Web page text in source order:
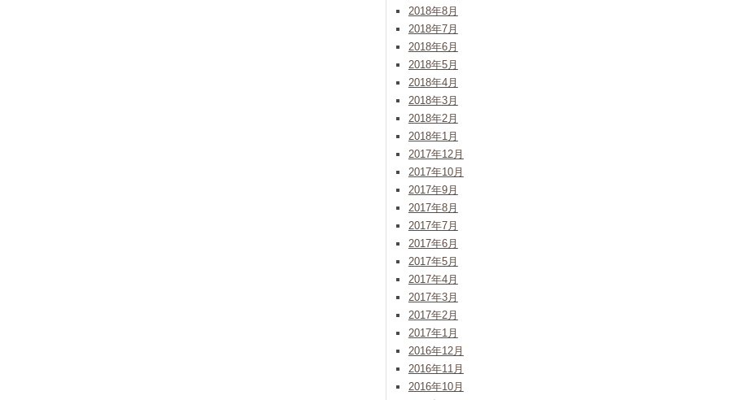
2018年8月
2018年7月
2018年6月
2018年5月
2018年4月
2018年3月
2018年2月
2018年1月
2017年12月
2017年10月
2017年9月
2017年8月
2017年7月
2017年6月
2017年5月
2017年4月
2017年3月
2017年2月
2017年1月
2016年12月
2016年11月
2016年10月